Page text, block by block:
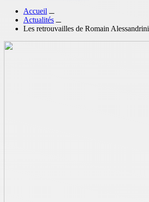
Accueil
Actualités
Les retrouvailles de Romain Alessandrini